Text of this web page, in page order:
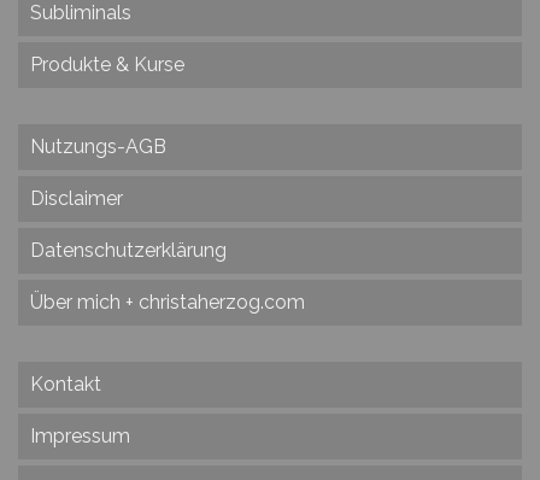
Subliminals
Produkte & Kurse
Nutzungs-AGB
Disclaimer
Datenschutzerklärung
Über mich + christaherzog.com
Kontakt
Impressum